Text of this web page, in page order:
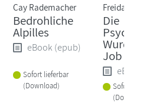
Cay Rademacher
Bedrohliche
Alpilles
eBook (epub)
Sofort lieferbar
(Download)
Freida
Die
Wurde ihr
Job zum
eBook
Sofort
(Download)